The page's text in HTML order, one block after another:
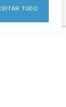
TUDO